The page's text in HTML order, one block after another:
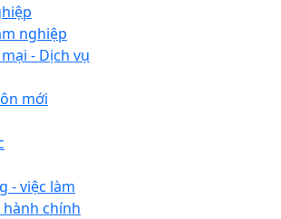
nghiệp
- Dịch vụ
mới
- việc làm
hành chính